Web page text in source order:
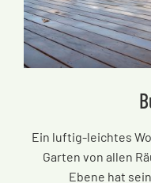
Ein luftig-leichtes
Garten von allen
Ebene hat